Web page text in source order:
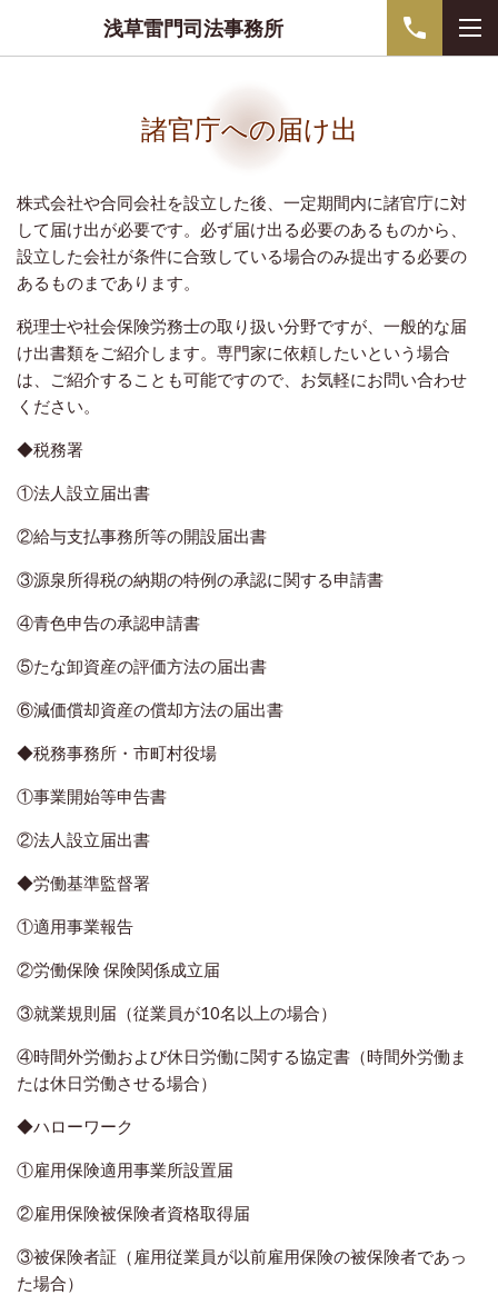
浅草雷門司法事務所
諸官庁への届け出
株式会社や合同会社を設立した後、一定期間内に諸官庁に対
して届け出が必要です。必ず届け出る必要のあるものから、
設立した会社が条件に合致している場合のみ提出する必要の
あるものまであります。
税理士や社会保険労務士の取り扱い分野ですが、一般的な届
け出書類をご紹介します。専門家に依頼したいという場合
は、ご紹介することも可能ですので、お気軽にお問い合わせ
ください。
◆税務署
①法人設立届出書
②給与支払事務所等の開設届出書
③源泉所得税の納期の特例の承認に関する申請書
④青色申告の承認申請書
⑤たな卸資産の評価方法の届出書
⑥減価償却資産の償却方法の届出書
◆税務事務所・市町村役場
①事業開始等申告書
②法人設立届出書
◆労働基準監督署
①適用事業報告
②労働保険 保険関係成立届
③就業規則届（従業員が10名以上の場合）
④時間外労働および休日労働に関する協定書（時間外労働ま
たは休日労働させる場合）
◆ハローワーク
①雇用保険適用事業所設置届
②雇用保険被保険者資格取得届
③被保険者証（雇用従業員が以前雇用保険の被保険者であっ
た場合）